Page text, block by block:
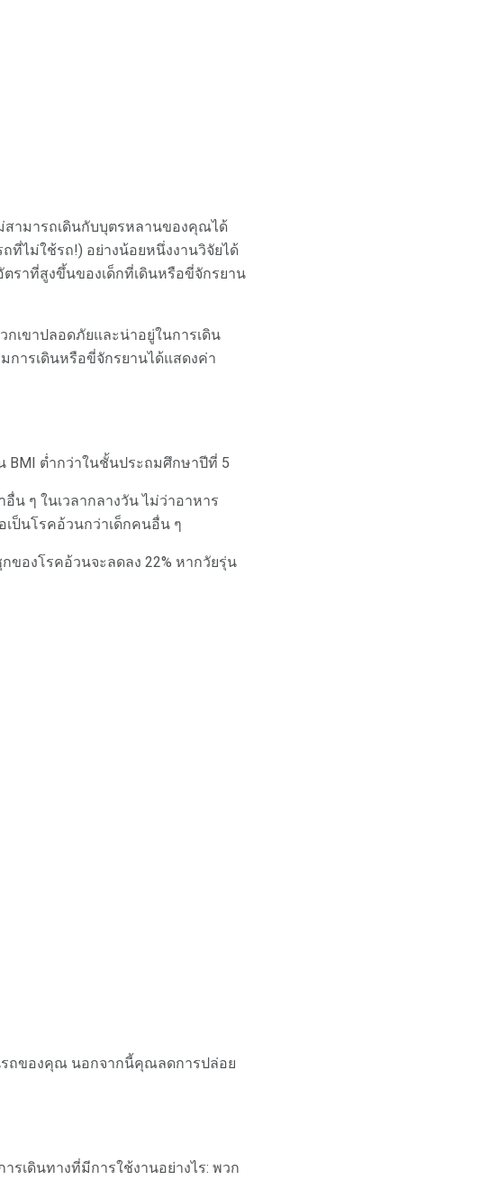
ามารถเดินกับบุตรหลานของคุณได้
ถที่ไม่ใช้รถ!) อย่างน้อยหนึ่งงานวิจัยได้
ตราที่สูงขึ้นของเด็กที่เดินหรือขี่จักรยาน
กเขาปลอดภัยและน่าอยู่ในการเดิน
การเดินหรือขี่จักรยานได้แสดงค่า
BMI ต่ำกว่าในชั้นประถมศึกษาปีที่ 5
น ๆ ในเวลากลางวัน ไม่ว่าอาหาร
ป็นโรคอ้วนกว่าเด็กคนอื่น ๆ
ของโรคอ้วนจะลดลง 22% หากวัยรุ่น
รถของคุณ นอกจากนี้คุณลดการปล่อย
รเดินทางที่มีการใช้งานอย่างไร: พวก